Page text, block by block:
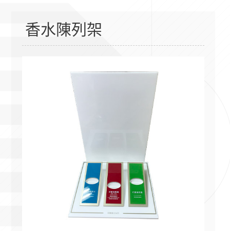
香水陳列架